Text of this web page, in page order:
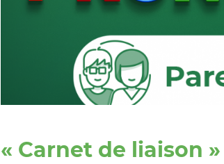
« Carnet de liaison